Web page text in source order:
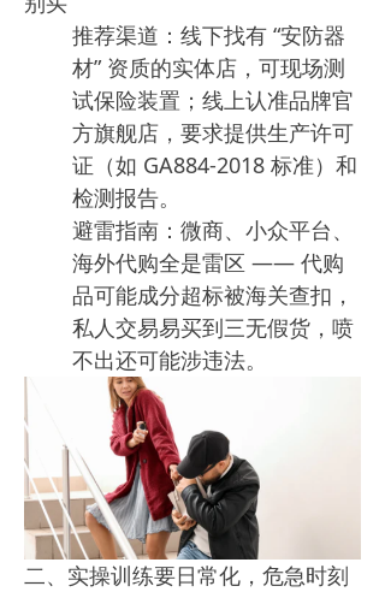
推荐渠道：线下找有 “安防器
材” 资质的实体店，可现场测
试保险装置；线上认准品牌官
方旗舰店，要求提供生产许可
证（如 GA884-2018 标准）和
检测报告。​
避雷指南：微商、小众平台、
海外代购全是雷区 —— 代购
品可能成分超标被海关查扣，
私人交易易买到三无假货，喷
不出还可能涉违法。​
二、实操训练要日常化，危急时刻